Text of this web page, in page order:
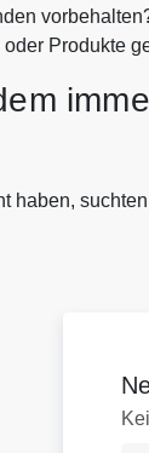
Produkte
haben,